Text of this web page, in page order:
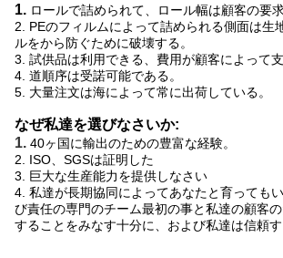
1. ロールで詰められて、ロール幅は顧客の要
2. PEのフィルムによって詰められる側面は生
ルをから防ぐために破壊する。
3. 試供品は利用できる、費用が顧客によって支
4. 道順序は受諾可能である。
5. 大量注文は海によって常に出荷している。
なぜ私達を選びなさいか:
1. 40ヶ国に輸出のための豊富な経験。
2. ISO、SGSは証明した
3. 巨大な生産能力を提供しなさい
4. 私達が長期協同によってあなたと育っても
び責任の専門のチーム最初の事と私達の顧客
することをみなす十分に、および私達は信頼す